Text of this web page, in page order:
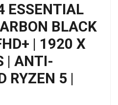
ESSENTIAL
BLACK
| 1920 X
| ANTI-
RYZEN 5 |